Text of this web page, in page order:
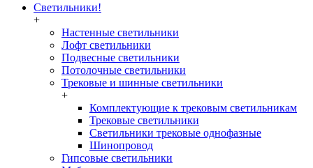
Светильники!
+
Настенные светильники
Лофт светильники
Подвесные светильники
Потолочные светильники
Трековые и шинные светильники
+
Комплектующие к трековым светильникам
Трековые светильники
Светильники трековые однофазные
Шинопровод
Гипсовые светильники